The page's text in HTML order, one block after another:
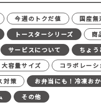
今週のトクだ値
国産無
トースターシリーズ
商
サービスについて
ちょう
大容量サイズ
コラボレーシ
対策
お弁当にも！冷凍お
その他